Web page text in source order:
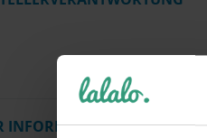
INFORMATIONEN